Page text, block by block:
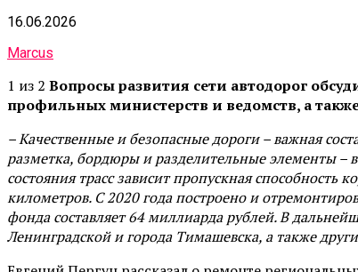
16.06.2026
Marcus
1 из 2 Вопросы развития сети автодорог
профильных министерств и ведомств, а
– Качественные и безопасные дороги – важная
разметка, бордюры и разделительные элементы –
состояния трасс зависит пропускная способность
километров. С 2020 года построено и
фонда составляет 64 миллиарда рублей. В
Ленинградской и города Тимашевска, а также